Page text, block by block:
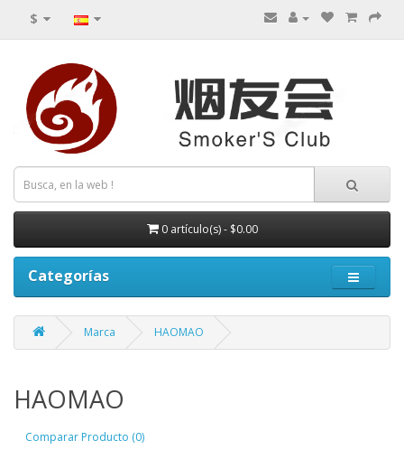
$
0 artículo(s) - $0.00
Categorías
Marca HAOMAO
HAOMAO
Comparar Producto (0)